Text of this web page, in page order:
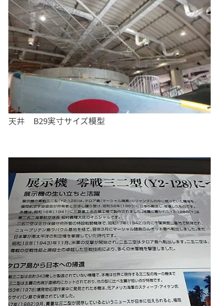
天井 B29実寸サイズ模型